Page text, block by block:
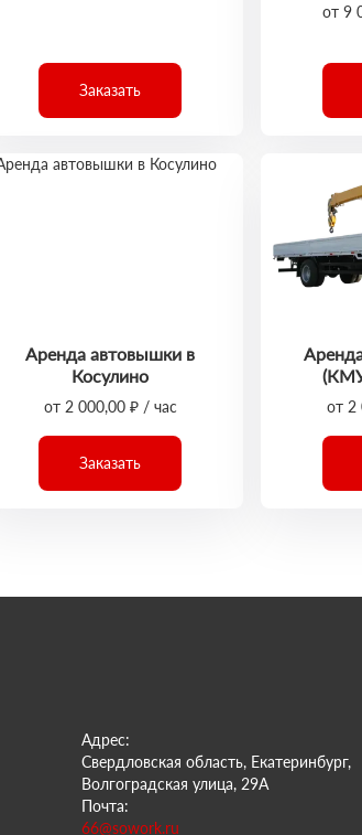
Заказать
от 9
Аренда автовышки в
Косулино
от 2 000,00 ₽ / час
Заказать
от 2
Адрес:
Свердловская область, Екатеринбург,
Волгоградская улица, 29А
Почта:
66@sowork.ru